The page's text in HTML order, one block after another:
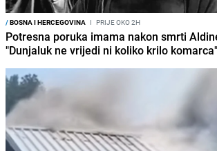
/BOSNA I HERCEGOVINA I PRIJE OKO 2H
Potresna poruka imama nakon smrti
"Dunjaluk ne vrijedi ni koliko krilo komarca"